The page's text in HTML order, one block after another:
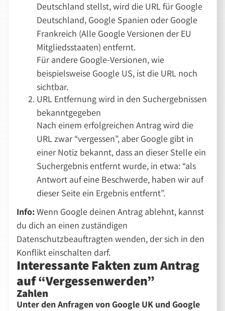
Deutschland stellst, wird die URL für Google
Deutschland, Google Spanien oder Google
Frankreich (Alle Google Versionen der EU
Mitgliedsstaaten) entfernt.
Für andere Google-Versionen, wie
beispielsweise Google US, ist die URL noch
sichtbar.
URL Entfernung wird in den Suchergebnissen
bekanntgegeben
Nach einem erfolgreichen Antrag wird die
URL zwar “vergessen”, aber Google gibt in
einer Notiz bekannt, dass an dieser Stelle ein
Suchergebnis entfernt wurde, in etwa: “als
Antwort auf eine Beschwerde, haben wir auf
dieser Seite ein Ergebnis entfernt”.
Info: Wenn Google deinen Antrag ablehnt, kannst
du dich an einen zuständigen
Datenschutzbeauftragten wenden, der sich in den
Konflikt einschalten darf.
Interessante Fakten zum Antrag
auf “Vergessenwerden”
Zahlen
Unter den Anfragen von Google UK und Google